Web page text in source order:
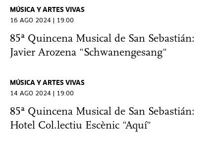
MÚSICA Y ARTES VIVAS
16 AGO 2024 | 19:00
85ª Quincena Musical de San Sebastián:
Javier Arozena "Schwanengesang"
MÚSICA Y ARTES VIVAS
14 AGO 2024 | 19:00
85ª Quincena Musical de San Sebastián:
Hotel Col.lectiu Escènic "Aquí"